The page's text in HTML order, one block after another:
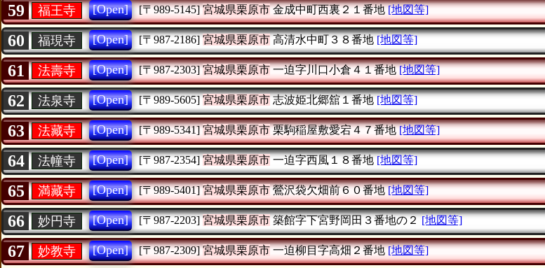
59 福王寺 [Open] [〒989-5145] 宮城県栗原市金成中町西裏２１番地 [地図等]
60 福現寺 [Open] [〒987-2186] 宮城県栗原市高清水中町３８番地 [地図等]
61 法壽寺 [Open] [〒987-2303] 宮城県栗原市一迫字川口小倉４１番地 [地図等]
62 法泉寺 [Open] [〒989-5605] 宮城県栗原市志波姫北郷舘１番地 [地図等]
63 法藏寺 [Open] [〒989-5341] 宮城県栗原市栗駒稲屋敷愛宕４７番地 [地図等]
64 法幢寺 [Open] [〒987-2354] 宮城県栗原市一迫字西風１８番地 [地図等]
65 満藏寺 [Open] [〒989-5401] 宮城県栗原市鶯沢袋欠畑前６０番地 [地図等]
66 妙円寺 [Open] [〒987-2203] 宮城県栗原市築館字下宮野岡田３番地の２ [地図等]
67 妙教寺 [Open] [〒987-2309] 宮城県栗原市一迫柳目字高畑２番地 [地図等]